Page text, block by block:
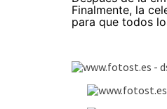
Finalmente, la
para que todos